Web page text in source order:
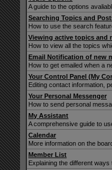
A guide to the options
Searching Topics and
How to use the search
Viewing active topics and
How to view all the topics
Email Notification of new
How to get emailed when a
Your Control Panel (My
Editing contact information,
Your Personal Messenger
How to send personal
My Assistant
A comprehensive guide to
Calendar
More information on the
Member List
Explaining the different